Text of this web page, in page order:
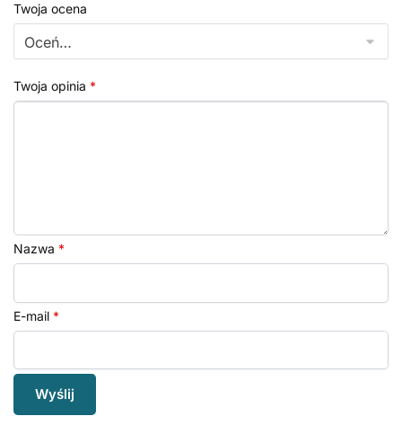
Twoja ocena
Twoja opinia *
Nazwa *
E-mail *